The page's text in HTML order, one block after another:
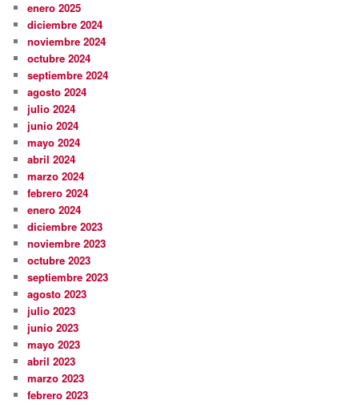
enero 2025
diciembre 2024
noviembre 2024
octubre 2024
septiembre 2024
agosto 2024
julio 2024
junio 2024
mayo 2024
abril 2024
marzo 2024
febrero 2024
enero 2024
diciembre 2023
noviembre 2023
octubre 2023
septiembre 2023
agosto 2023
julio 2023
junio 2023
mayo 2023
abril 2023
marzo 2023
febrero 2023